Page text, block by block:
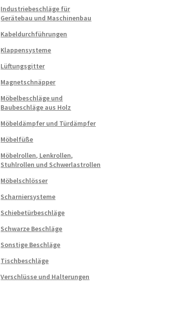
Industriebeschläge für
Gerätebau und Maschinenbau
Kabeldurchführungen
Klappensysteme
Lüftungsgitter
Magnetschnäpper
Möbelbeschläge und
Baubeschläge aus Holz
Möbeldämpfer und Türdämpfer
Möbelfüße
Möbelrollen, Lenkrollen,
Stuhlrollen und Schwerlastrollen
Möbelschlösser
Scharniersysteme
Schiebetürbeschläge
Schwarze Beschläge
Sonstige Beschläge
Tischbeschläge
Verschlüsse und Halterungen